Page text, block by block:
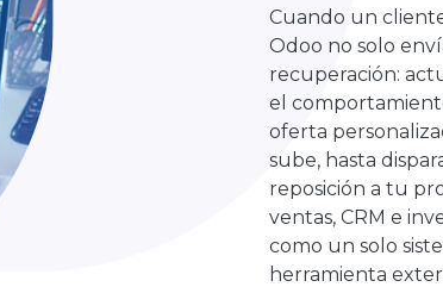
Cuando un
Odoo no solo
recuperación:
el
oferta
sube, hasta
reposición a tu
ventas, CRM e
como un solo
herramienta